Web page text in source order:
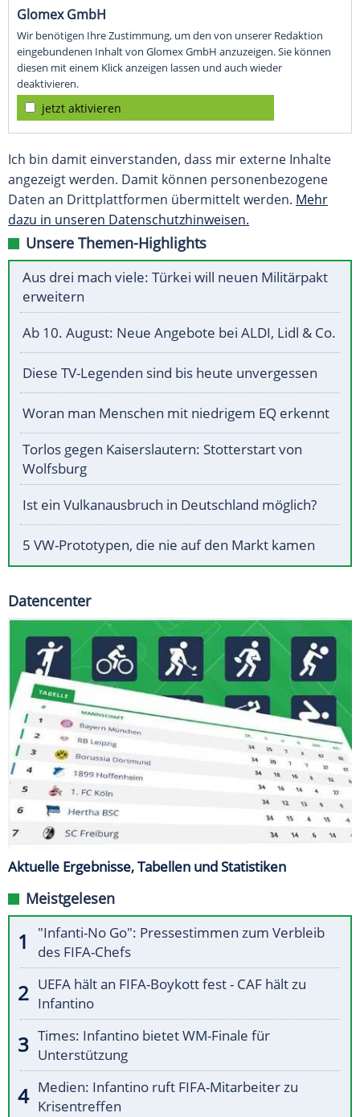
Glomex GmbH
Wir benötigen Ihre Zustimmung, um den von unserer Redaktion
eingebundenen Inhalt von Glomex GmbH anzuzeigen. Sie können
diesen mit einem Klick anzeigen lassen und auch wieder
deaktivieren.
jetzt aktivieren
Ich bin damit einverstanden, dass mir externe Inhalte
angezeigt werden. Damit können personenbezogene
Daten an Drittplattformen übermittelt werden. Mehr
dazu in unseren Datenschutzhinweisen.
Unsere Themen-Highlights
Aus drei mach viele: Türkei will neuen Militärpakt
erweitern
Ab 10. August: Neue Angebote bei ALDI, Lidl & Co.
Diese TV-Legenden sind bis heute unvergessen
Woran man Menschen mit niedrigem EQ erkennt
Torlos gegen Kaiserslautern: Stotterstart von
Wolfsburg
Ist ein Vulkanausbruch in Deutschland möglich?
5 VW-Prototypen, die nie auf den Markt kamen
Datencenter
Aktuelle Ergebnisse, Tabellen und Statistiken
Meistgelesen
"Infanti-No Go": Pressestimmen zum Verbleib
des FIFA-Chefs
UEFA hält an FIFA-Boykott fest - CAF hält zu
Infantino
Times: Infantino bietet WM-Finale für
Unterstützung
Medien: Infantino ruft FIFA-Mitarbeiter zu
Krisentreffen